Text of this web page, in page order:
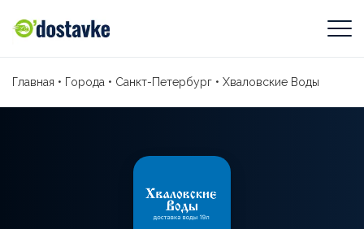
Главная • Города • Санкт-Петербург • Хваловские Воды